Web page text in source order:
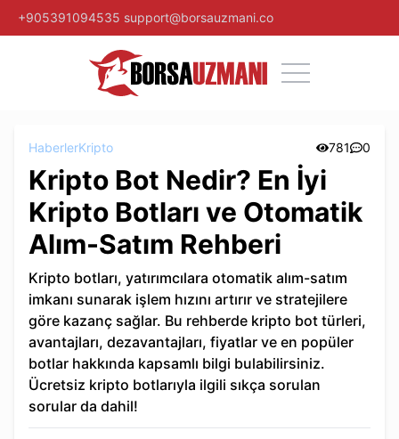
+905391094535 support@borsauzmani.co
HaberlerKripto 781 0
Kripto Bot Nedir? En İyi
Kripto Botları ve Otomatik
Alım-Satım Rehberi
Kripto botları, yatırımcılara otomatik alım-satım
imkanı sunarak işlem hızını artırır ve stratejilere
göre kazanç sağlar. Bu rehberde kripto bot türleri,
avantajları, dezavantajları, fiyatlar ve en popüler
botlar hakkında kapsamlı bilgi bulabilirsiniz.
Ücretsiz kripto botlarıyla ilgili sıkça sorulan
sorular da dahil!